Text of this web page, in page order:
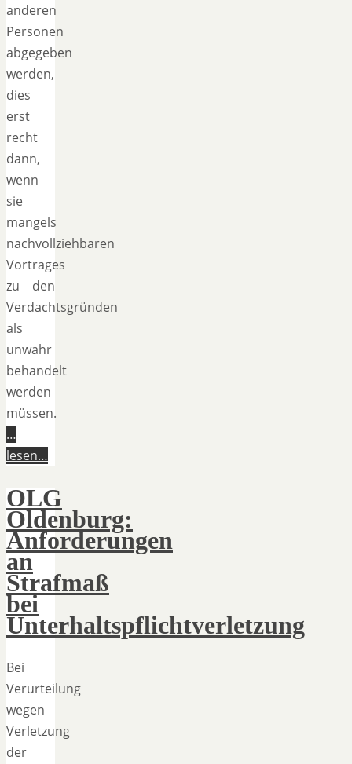
anderen
Personen
abgegeben
werden,
dies
erst
recht
dann,
wenn
sie
mangels
nachvollziehbaren
Vortrages
zu den
Verdachtsgründen
als
unwahr
behandelt
werden
müssen.
…
lesen…
OLG
Oldenburg:
Anforderungen
an
Strafmaß
bei
Unterhaltspflichtverletzung
Bei
Verurteilung
wegen
Verletzung
der